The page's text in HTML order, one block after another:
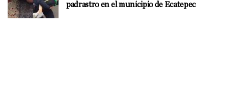
padrastro en el municipio de Ecatepec